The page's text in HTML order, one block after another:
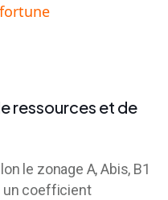
ressources et de
le zonage A, Abis, B1
un coefficient